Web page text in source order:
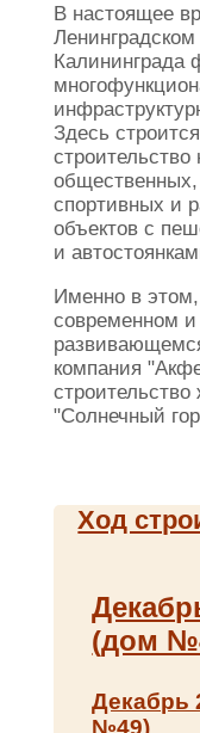
В настоящее
Калининграда
Здесь
строительство
общественных,
спортивных и
объектов с
и
Именно в
современном
компания
строительство
"Солнечный
Ход
(дом
Декабрь
№49)